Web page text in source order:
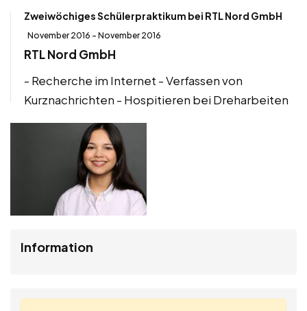
Zweiwöchiges Schülerpraktikum bei RTL Nord GmbH
November 2016 - November 2016
RTL Nord GmbH
- Recherche im Internet - Verfassen von
Kurznachrichten - Hospitieren bei Dreharbeiten
Information